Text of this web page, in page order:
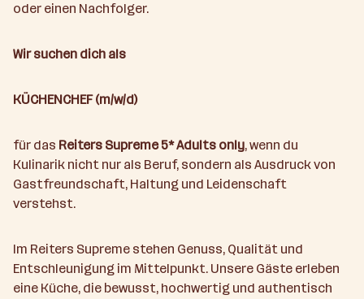
n
n
h
oder einen Nachfolger.
Wir suchen dich als
KÜCHENCHEF (m/w/d)
für das Reiters Supreme 5* Adults only, wenn du
Kulinarik nicht nur als Beruf, sondern als Ausdruck von
Gastfreundschaft, Haltung und Leidenschaft
verstehst.
Im Reiters Supreme stehen Genuss, Qualität und
Entschleunigung im Mittelpunkt. Unsere Gäste erleben
eine Küche, die bewusst, hochwertig und authentisch